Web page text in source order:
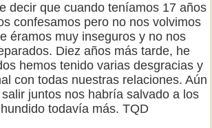
decir que cuando teníamos 17 años
confesamos pero no nos volvimos
éramos muy inseguros y no nos
Diez años más tarde, he
hemos tenido varias desgracias y
con todas nuestras relaciones. Aún
juntos nos habría salvado a los
todavía más. TQD